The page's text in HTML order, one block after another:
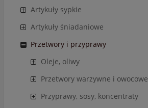
Artykuły sypkie
Artykuły śniadaniowe
Przetwory i przyprawy
Oleje, oliwy
Przetwory warzywne i owocowe
Przyprawy, sosy, koncentraty